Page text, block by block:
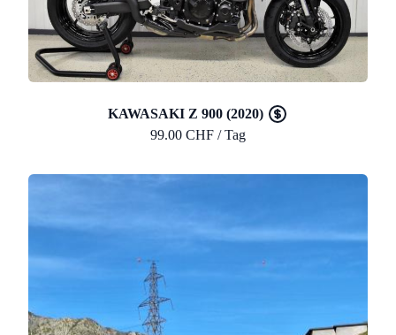
KAWASAKI Z 900 (2020)
99.00 CHF / Tag